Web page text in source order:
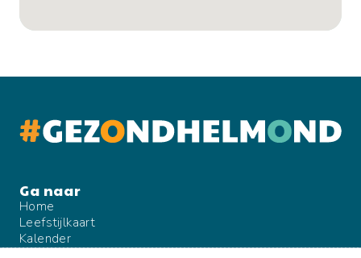
Home
Leefstijlkaart
Kalender